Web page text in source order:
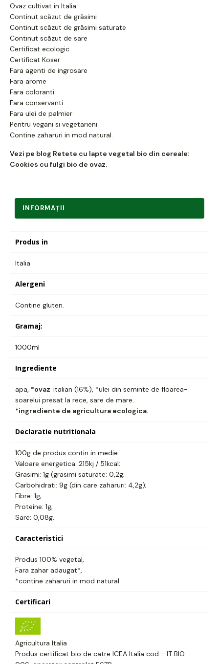
Ovaz cultivat in Italia
Continut scăzut de grăsimi
Continut scăzut de grăsimi saturate
Continut scăzut de sare
Certificat ecologic
Certificat Koser
Fara agenti de ingrosare
Fara arome
Fara coloranti
Fara conservanti
Fara ulei de palmier
Pentru vegani si vegetarieni
Contine zaharuri in mod natural.
Vezi pe blog Retete cu lapte vegetal bio din cereale:
Cookies cu fulgi bio de ovaz.
INFORMAŢII
Produs in
Italia
Alergeni
Contine gluten.
Gramaj:
1000ml
Ingrediente
apa, *ovaz italian (16%), *ulei din seminte de floarea-
soarelui presat la rece, sare de mare.
*ingrediente de agricultura ecologica.
Declaratie nutritionala
100g de produs contin in medie:
Valoare energetica: 215kj / 51kcal;
Grasimi: 1g (grasimi saturate: 0,2g;
Carbohidrati: 9g (din care zaharuri: 4,2g);
Fibre: 1g;
Proteine: 1g;
Sare: 0,08g.
Caracteristici
Produs 100% vegetal,
Fara zahar adaugat*,
*contine zaharuri in mod natural
Certificari
Agricultura Italia
Produs certificat bio de catre ICEA Italia cod - IT BIO